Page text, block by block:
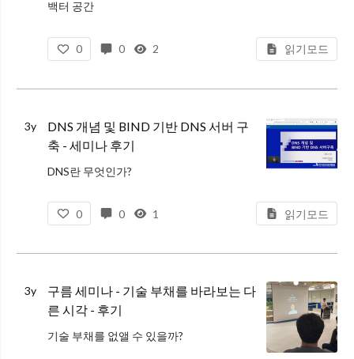
백터 공간
v1, v2 ... vn 각각을 백터라고 할 때 선형 결합을 아래와 같은 합으로 정의한다.
여기서, a1, ..., an 은 스칼라이다. 이 선형결합
0 0 2 읽기모드
3y
DNS 개념 및 BIND 기반 DNS 서버 구
축 - 세미나 후기
DNS란 무엇인가?
인터넷에 연결된 호스트가 늘어남에 따라서 호스트 주소를 기억하기 힘들다.
0 0 1 읽기모드
3y
구름 세미나 - 기술 부채를 바라보는 다
른 시각 - 후기
기술 부채를 없앨 수 있을까?